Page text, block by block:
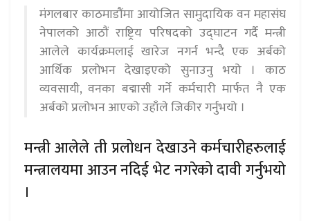
मंगलबार काठमाडौंमा आयोजित सामुदायिक वन महासंघ
नेपालको आठौं राष्ट्रिय परिषदको उद्घाटन गर्दै मन्त्री
आलेले कार्यक्रमलाई खारेज नगर्न भन्दै एक अर्बको
आर्थिक प्रलोभन देखाइएको सुनाउनु भयो । काठ
व्यवसायी, वनका बद्मासी गर्ने कर्मचारी मार्फत नै एक
अर्बको प्रलोभन आएको उहाँले जिकीर गर्नुभयो ।
मन्त्री आलेले ती प्रलोधन देखाउने कर्मचारीहरुलाई
मन्त्रालयमा आउन नदिई भेट नगरेको दावी गर्नुभयो
।